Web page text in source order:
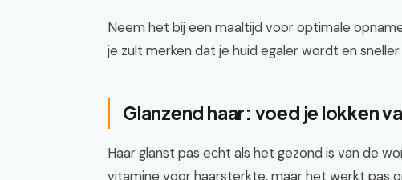
Neem het bij een maaltijd voor optimale
je zult merken dat je huid egaler wordt en
Glanzend haar: voed je lokken
Haar glanst pas echt als het gezond is van de
vitamine voor haarsterkte, maar het werkt pas